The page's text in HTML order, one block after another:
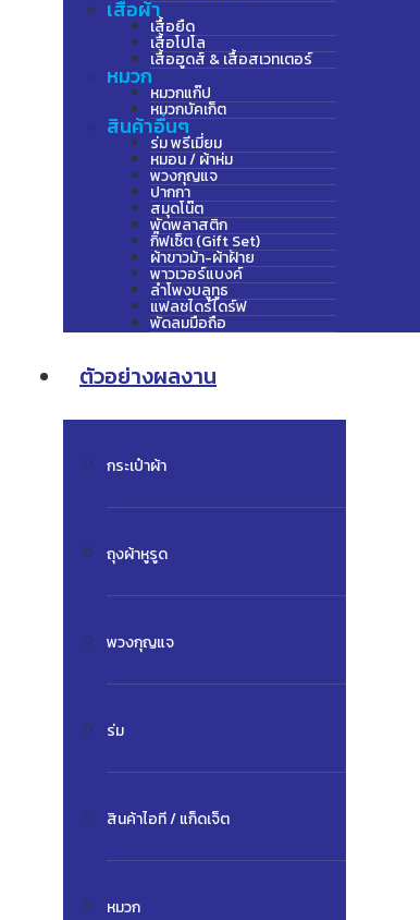
เสื้อผ้า
เสื้อยืด
เสื้อโปโล
เสื้อฮูดส์ & เสื้อสเวทเตอร์
หมวก
หมวกแก๊ป
หมวกบัคเก็ต
สินค้าอื่นๆ
ร่ม พรีเมี่ยม
หมอน / ผ้าห่ม
พวงกุญแจ
ปากกา
สมุดโน๊ต
พัดพลาสติก
กิ๊ฟเซ็ต (Gift Set)
ผ้าขาวม้า-ผ้าฝ้าย
พาวเวอร์แบงค์
ลำโพงบลูทูธ
แฟลชไดร์ไดร์ฟ
พัดลมมือถือ
ตัวอย่างผลงาน
กระเป๋าผ้า
ถุงผ้าหูรูด
พวงกุญแจ
ร่ม
สินค้าไอที / แก็ดเจ็ต
หมวก